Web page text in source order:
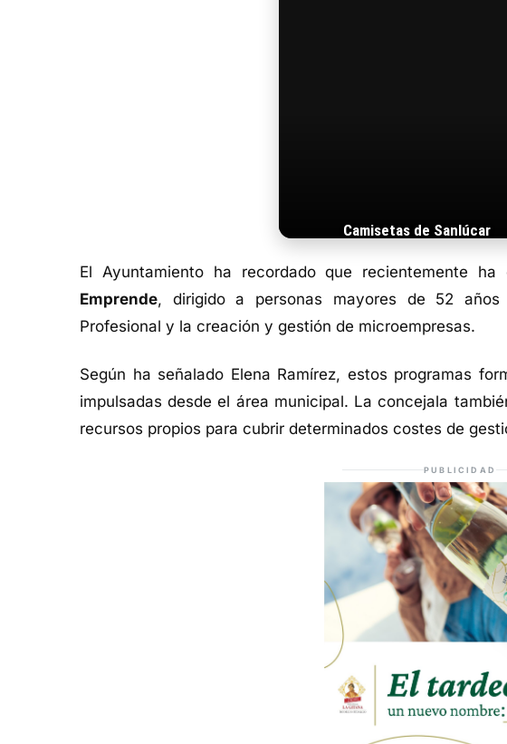
Camisetas de Sanlúcar
El Ayuntamiento ha recordado que recientemente ha
Emprende, dirigido a personas mayores de 52
Profesional y la creación y gestión de microempresas.
Según ha señalado Elena Ramírez, estos programas
impulsadas desde el área municipal. La concejala
recursos propios para cubrir determinados costes de
PUBLICIDAD